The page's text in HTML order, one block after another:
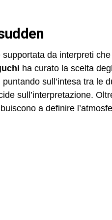
supportata da interpreti
ha curato la scelta
sull’intesa tra le
sull’interpretazione.
a definire